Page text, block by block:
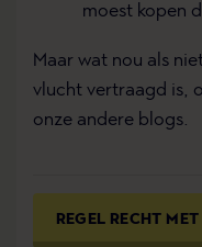
moest kopen
Maar wat nou als
vlucht vertraagd is,
onze andere blogs.
REGEL RECHT